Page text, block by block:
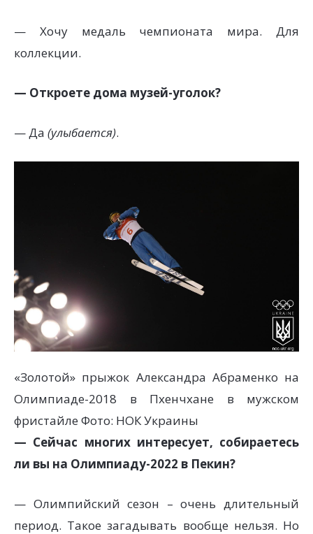
— Хочу медаль чемпионата мира. Для
коллекции.
— Откроете дома музей-уголок?
— Да (улыбается).
«Золотой» прыжок Александра Абраменко на
Олимпиаде-2018 в Пхенчхане в мужском
фристайле Фото: НОК Украины
— Сейчас многих интересует, собираетесь
ли вы на Олимпиаду-2022 в Пекин?
— Олимпийский сезон – очень длительный
период. Такое загадывать вообще нельзя. Но